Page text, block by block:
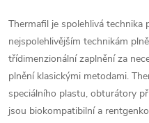
Thermafil je spolehlivá technika
nejspolehlivějším technikám
třídimenzionální zaplnění za
plnění klasickými metodami.
speciálního plastu, obturátory
jsou biokompatibilní a